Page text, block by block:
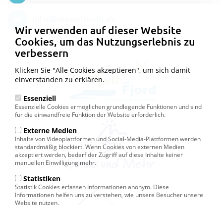
Wir verwenden auf dieser Website
Cookies, um das Nutzungserlebnis zu
verbessern
Klicken Sie "Alle Cookies akzeptieren", um sich damit
einverstanden zu erklären.
Essenziell
Essenzielle Cookies ermöglichen grundlegende Funktionen und sind
für die einwandfreie Funktion der Website erforderlich.
Externe Medien
Inhalte von Videoplattformen und Social-Media-Plattformen werden
standardmäßig blockiert. Wenn Cookies von externen Medien
akzeptiert werden, bedarf der Zugriff auf diese Inhalte keiner
manuellen Einwilligung mehr.
Statistiken
Statistik Cookies erfassen Informationen anonym. Diese
Informationen helfen uns zu verstehen, wie unsere Besucher unsere
Website nutzen.